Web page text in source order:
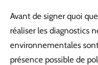
Avant de signer quoi
réaliser les diagnostics
environnementales
présence possible de